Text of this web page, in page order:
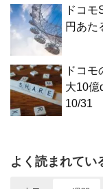
ドコ
円あた
ドコ
大10億
10/31
よく読まれてい